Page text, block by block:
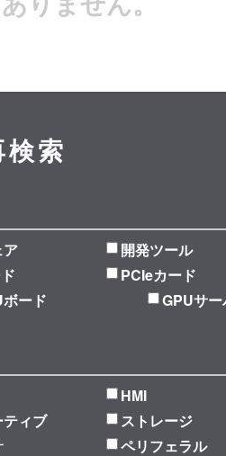
検索
ア 開発ツール
PCIeカード
ード GPUサ
HMI
ィブ ストレージ
ペリフェラル